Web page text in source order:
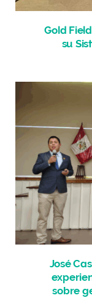
Gold
su
José
sobre